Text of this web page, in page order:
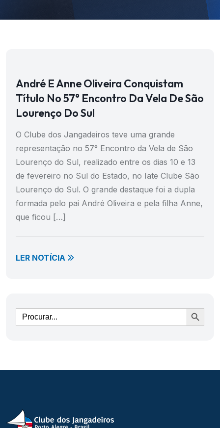
André E Anne Oliveira Conquistam
Título No 57° Encontro Da Vela De São
Lourenço Do Sul
O Clube dos Jangadeiros teve uma grande
representação no 57° Encontro da Vela de São
Lourenço do Sul, realizado entre os dias 10 e 13
de fevereiro no Sul do Estado, no Iate Clube São
Lourenço do Sul. O grande destaque foi a dupla
formada pelo pai André Oliveira e pela filha Anne,
que ficou […]
LER NOTÍCIA
Ir